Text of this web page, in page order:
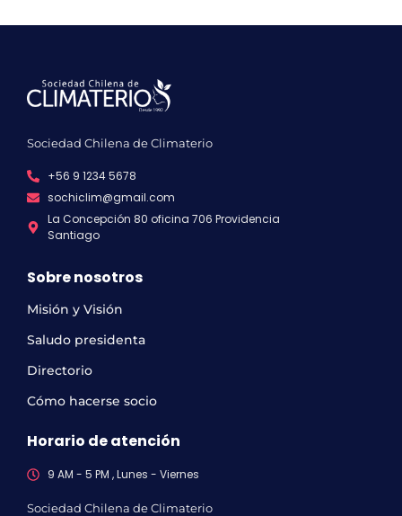
Sociedad Chilena de Climaterio
+56 9 1234 5678
sochiclim@gmail.com
La Concepción 80 oficina 706 Providencia
Santiago
Sobre nosotros
Misión y Visión
Saludo presidenta
Directorio
Cómo hacerse socio
Horario de atención
9 AM - 5 PM , Lunes - Viernes
Sociedad Chilena de Climaterio